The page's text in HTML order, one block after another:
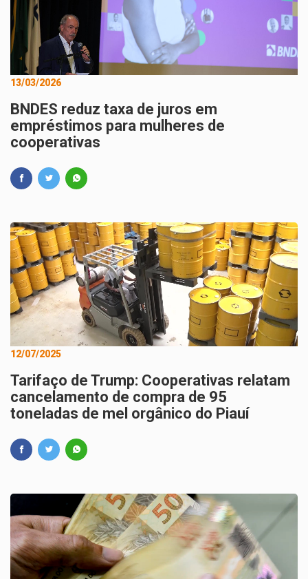
13/03/2026
BNDES reduz taxa de juros em
empréstimos para mulheres de
cooperativas
12/07/2025
Tarifaço de Trump: Cooperativas relatam
cancelamento de compra de 95
toneladas de mel orgânico do Piauí